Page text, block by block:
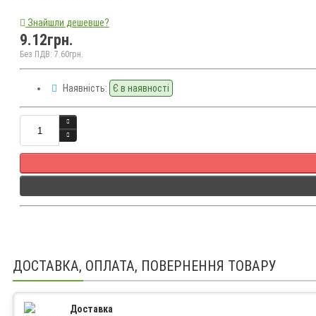
Знайшли дешевше?
9.12грн.
Без ПДВ: 7.60грн.
Наявність: Є в наявності
ДОСТАВКА, ОПЛАТА, ПОВЕРНЕННЯ ТОВАРУ
Доставка